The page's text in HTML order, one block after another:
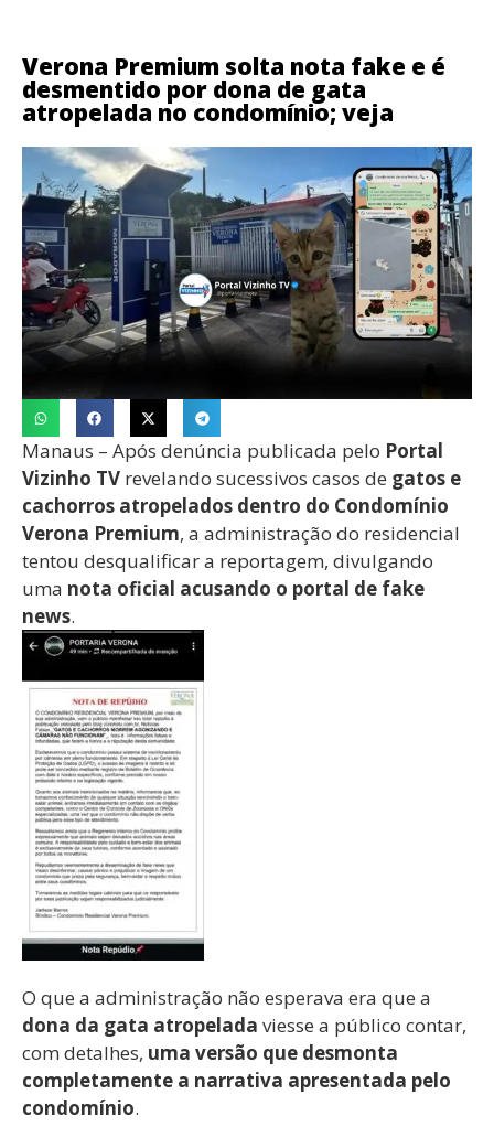
Verona Premium solta nota fake e é
desmentido por dona de gata
atropelada no condomínio; veja
Manaus – Após denúncia publicada pelo Portal
Vizinho TV revelando sucessivos casos de gatos e
cachorros atropelados dentro do Condomínio
Verona Premium, a administração do residencial
tentou desqualificar a reportagem, divulgando
uma nota oficial acusando o portal de fake
news.
O que a administração não esperava era que a
dona da gata atropelada viesse a público contar,
com detalhes, uma versão que desmonta
completamente a narrativa apresentada pelo
condomínio.